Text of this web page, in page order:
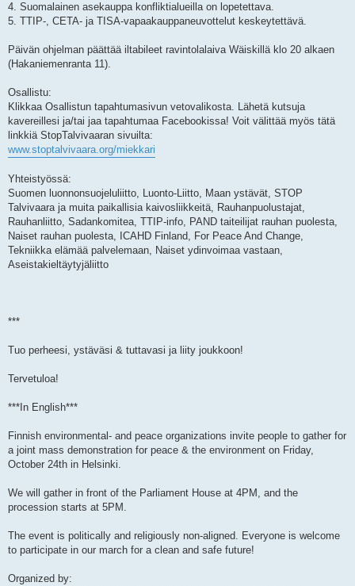
4. Suomalainen asekauppa konfliktialueilla on lopetettava.
5. TTIP-, CETA- ja TISA-vapaakauppaneuvottelut keskeytettävä.
Päivän ohjelman päättää iltabileet ravintolalaiva Wäiskillä klo 20 alkaen
(Hakaniemenranta 11).
Osallistu:
Klikkaa Osallistun tapahtumasivun vetovalikosta. Lähetä kutsuja
kavereillesi ja/tai jaa tapahtumaa Facebookissa! Voit välittää myös tätä
linkkiä StopTalvivaaran sivuilta:
www.stoptalvivaara.org/miekkari
Yhteistyössä:
Suomen luonnonsuojeluliitto, Luonto-Liitto, Maan ystävät, STOP
Talvivaara ja muita paikallisia kaivosliikkeitä, Rauhanpuolustajat,
Rauhanliitto, Sadankomitea, TTIP-info, PAND taiteilijat rauhan puolesta,
Naiset rauhan puolesta, ICAHD Finland, For Peace And Change,
Tekniikka elämää palvelemaan, Naiset ydinvoimaa vastaan,
Aseistakieltäytyjäliitto
***
Tuo perheesi, ystäväsi & tuttavasi ja liity joukkoon!
Tervetuloa!
***In English***
Finnish environmental- and peace organizations invite people to gather for
a joint mass demonstration for peace & the environment on Friday,
October 24th in Helsinki.
We will gather in front of the Parliament House at 4PM, and the
procession starts at 5PM.
The event is politically and religiously non-aligned. Everyone is welcome
to participate in our march for a clean and safe future!
Organized by: